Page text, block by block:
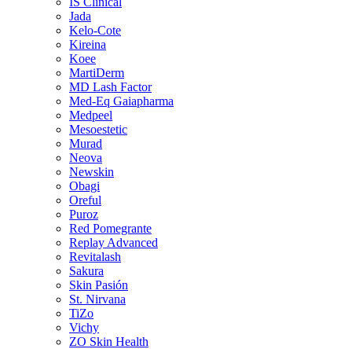
Jada
Kelo-Cote
Kireina
Koee
MartiDerm
MD Lash Factor
Med-Eq Gaiapharma
Medpeel
Mesoestetic
Murad
Neova
Newskin
Obagi
Oreful
Puroz
Red Pomegrante
Replay Advanced
Revitalash
Sakura
Skin Pasión
St. Nirvana
TiZo
Vichy
ZO Skin Health